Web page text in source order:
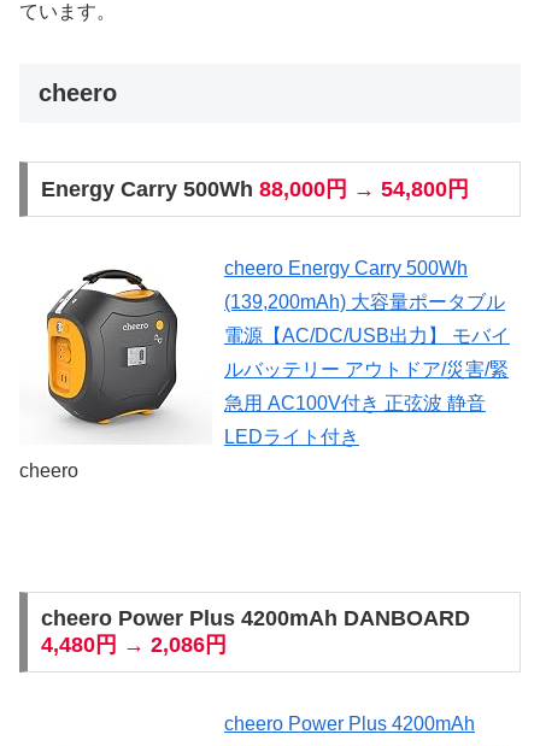
ています。
cheero
Energy Carry 500Wh 88,000円 → 54,800円
cheero Energy Carry 500Wh
(139,200mAh) 大容量ポータブル
電源【AC/DC/USB出力】 モバイ
ルバッテリー アウトドア/災害/緊
急用 AC100V付き 正弦波 静音
LEDライト付き
cheero
cheero Power Plus 4200mAh DANBOARD
4,480円 → 2,086円
cheero Power Plus 4200mAh